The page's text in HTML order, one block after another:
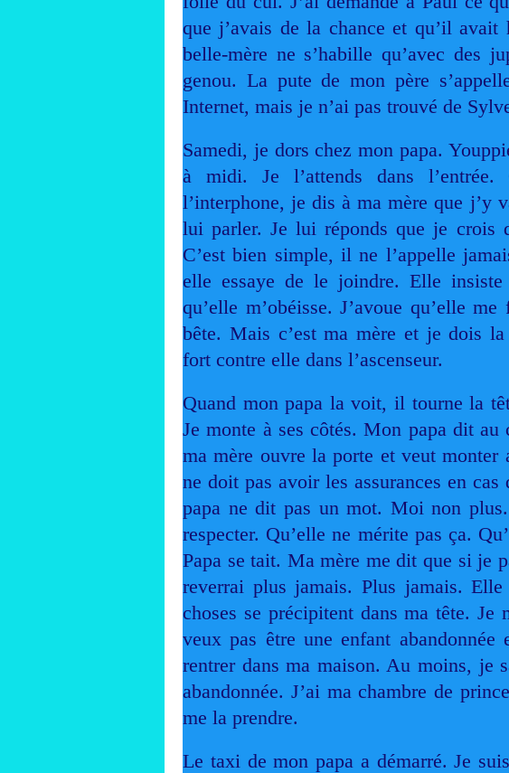
que j’avais de la chance et qu’il
belle-mère ne s’habille qu’avec des
genou. La pute de mon père
Internet, mais je n’ai pas trouvé de
Samedi, je dors chez mon papa.
à midi. Je l’attends dans
l’interphone, je dis à ma mère que j’y
lui parler. Je lui réponds que je crois
C’est bien simple, il ne l’appelle
elle essaye de le joindre. Elle
qu’elle m’obéisse. J’avoue qu’elle
bête. Mais c’est ma mère et je dois
fort contre elle dans l’ascenseur.
Quand mon papa la voit, il tourne la
Je monte à ses côtés. Mon papa dit au
ma mère ouvre la porte et veut
ne doit pas avoir les assurances en cas
papa ne dit pas un mot. Moi non
respecter. Qu’elle ne mérite pas ça.
Papa se tait. Ma mère me dit que si je
reverrai plus jamais. Plus jamais. Elle
choses se précipitent dans ma tête. Je
veux pas être une enfant
rentrer dans ma maison. Au moins, je
abandonnée. J’ai ma chambre de
me la prendre.
Le taxi de mon papa a démarré. Je